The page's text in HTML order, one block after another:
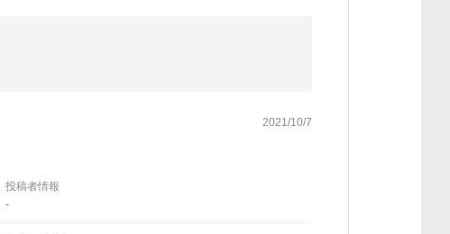
2021/10/7
投稿者情報
-